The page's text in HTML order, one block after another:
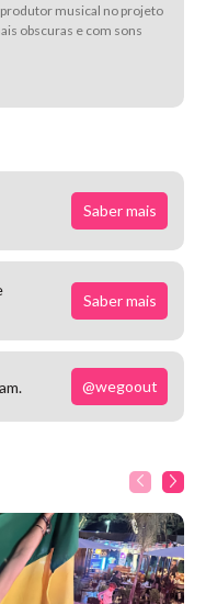
produtor musical no projeto
obscuras e com sons
Saber mais
Saber mais
@wegoout